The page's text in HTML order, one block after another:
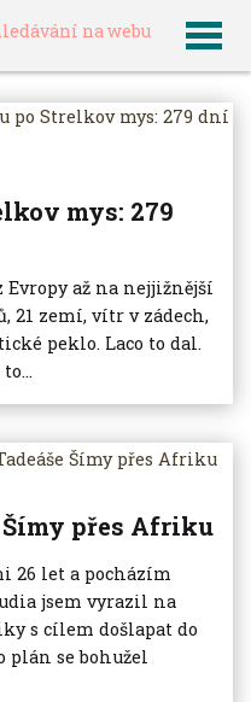
mys: 279
Evropy až na nejjižnější
21 zemí, vítr v zádech,
peklo. Laco to dal.
Šímy přes Afriku
26 let a pocházím
jsem vyrazil na
s cílem došlapat do
plán se bohužel